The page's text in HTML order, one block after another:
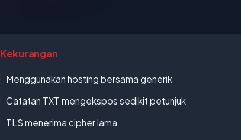
Kekurangan
Menggunakan hosting bersama generik
Catatan TXT mengekspos sedikit petunjuk
TLS menerima cipher lama